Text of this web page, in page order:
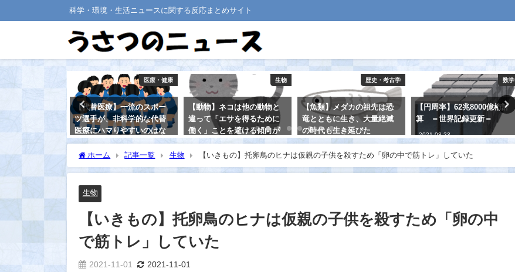
科学・環境・生活ニュースに関する反応まとめサイト
医療・健康
【代替医療】一流のスポー
ツ選手が、非科学的な代替
医療にハマりやすいのはな
ぜか？
2021-08-31
生物
【動物】ネコは他の動物と
違って「エサを得るために
働く」ことを避ける傾向が
2021-08-20
歴史・考古学
【魚類】メダカの祖先は恐
竜とともに生き、大量絶滅
の時代も生き延びた
数学
【円周率】62兆8000億桁計
算 ＝世界記録更新＝
2021-08-23
ホーム 記事一覧 生物 【いきもの】托卵鳥のヒナは仮親の子供を殺すため「卵の中で筋トレ」していた
生物
【いきもの】托卵鳥のヒナは仮親の子供を殺すため「卵の中
で筋トレ」していた
2021-11-01 2021-11-01